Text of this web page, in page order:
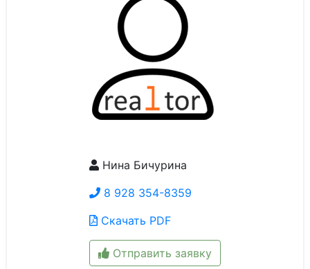
Нина Бичурина
8 928 354-8359
Скачать PDF
Отправить заявку